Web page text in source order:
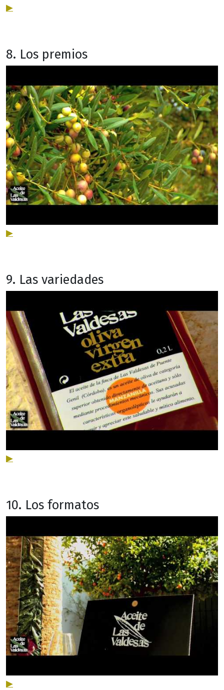
▶
8. Los premios
▶
9. Las variedades
▶
10. Los formatos
▶